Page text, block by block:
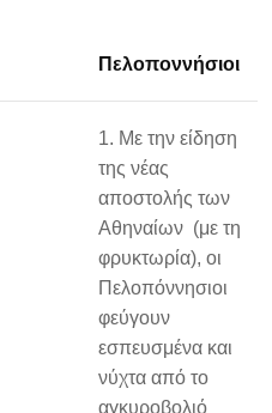
Πελοποννήσιοι
1. Με την είδηση
της νέας
αποστολής των
Αθηναίων (με τη
φρυκτωρία), οι
Πελοπόννησιοι
φεύγουν
εσπευσμένα και
νύχτα από το
αγκυροβολιό